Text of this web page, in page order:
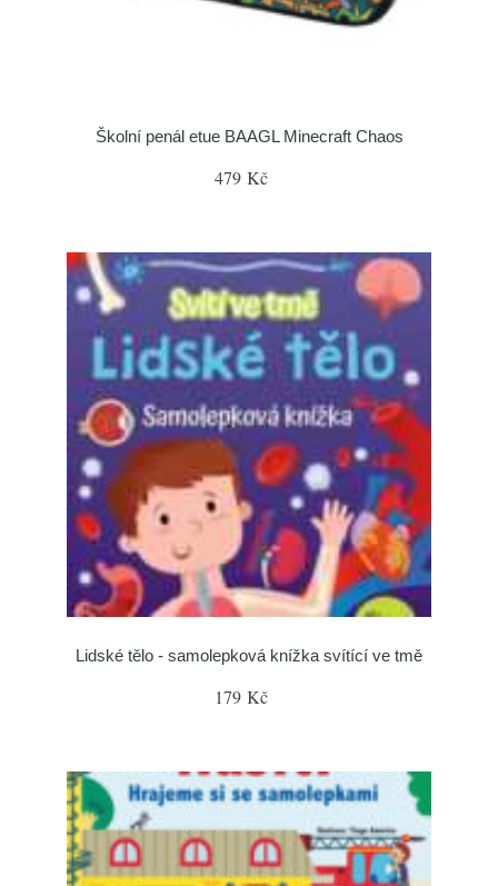
Školní penál etue BAAGL Minecraft Chaos
479 Kč
Lidské tělo - samolepková knížka svítící ve tmě
179 Kč